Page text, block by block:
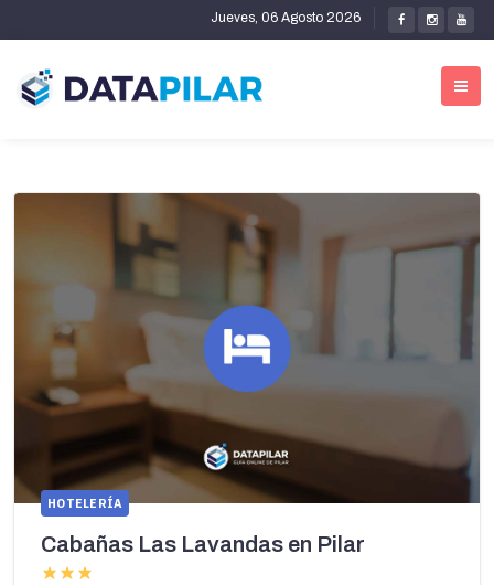
Jueves, 06 Agosto 2026
HOTELERÍA
Cabañas Las Lavandas en Pilar